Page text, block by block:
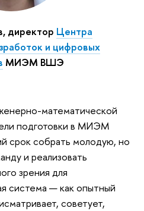
директор Центра
и цифровых
МИЭМ ВШЭ
математической
подготовки в МИЭМ
срок собрать молодую, но
и реализовать
зрения для
система — как опытный
советует,